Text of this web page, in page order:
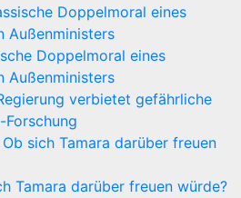
Doppelmoral eines
Außenministers
Doppelmoral eines
Außenministers
verbietet gefährliche
Ob sich Tamara darüber freuen
Tamara darüber freuen würde?